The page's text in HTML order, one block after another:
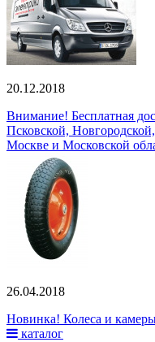
20.12.2018
Внимание! Бесплатная
Псковской,
Москве и Московской
26.04.2018
Новинка! Колеса и
каталог